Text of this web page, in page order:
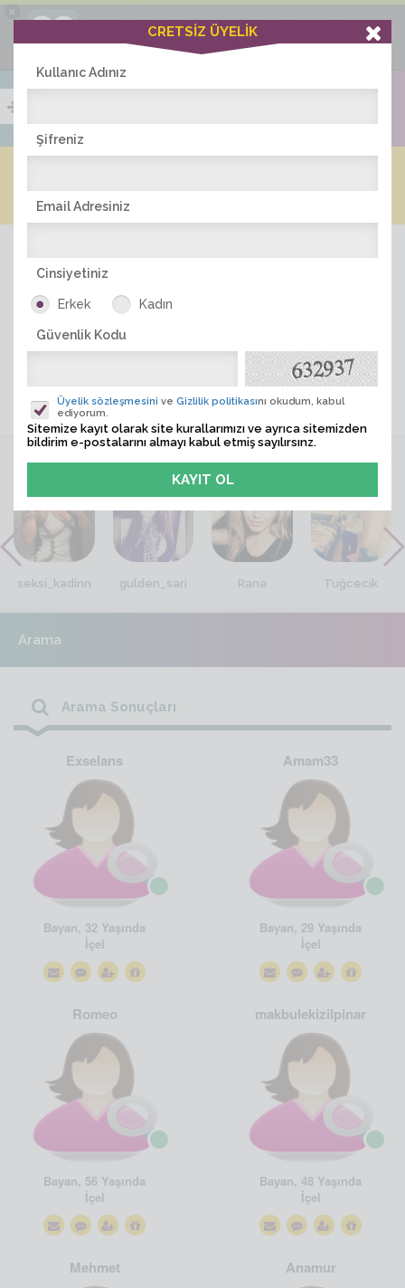
×
Ciddiask Uygulaması
+1 Hafta Gold Üyelik Kazan
Bedava - com.ciddi.ask
İNDİR
ÜYE ARA
VİTRİN
seksi_kadinn gulden_sari Rana Tuğcecik
Arama
Arama Sonuçları
Exselans
Bayan, 32 Yaşında
İçel
Amam33
Bayan, 29 Yaşında
İçel
Romeo
Bayan, 56 Yaşında
İçel
makbulekizilpinar
Bayan, 48 Yaşında
İçel
Mehmet Anamur
CRETSİZ ÜYELİK
Kullanıc Adınız
Şifreniz
Email Adresiniz
Cinsiyetiniz
Erkek Kadın
Güvenlik Kodu
Üyelik sözleşmesini ve Gizlilik politikasını okudum, kabul
ediyorum.
Sitemize kayıt olarak site kurallarımızı ve ayrıca sitemizden
bildirim e-postalarını almayı kabul etmiş sayılırsınz.